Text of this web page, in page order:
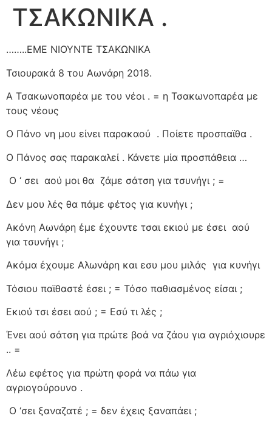
ΤΣΑΚΩΝΙΚΑ .
……..ΕΜΕ ΝΙΟΥΝΤΕ ΤΣΑΚΩΝΙΚΑ
Τσιουρακά 8 του Αωνάρη 2018.
Α Τσακωνοπαρέα με του νέοι . = η Τσακωνοπαρέα με
τους νέους
Ο Πάνο νη μου είνει παρακαού . Ποίετε προσπαϊθα .
Ο Πάνος σας παρακαλεί . Κάνετε μία προσπάθεια …
Ο ‘ σει αού μοι θα ζάμε σάτση για τσυνήγι ; =
Δεν μου λές θα πάμε φέτος για κυνήγι ;
Ακόνη Αωνάρη έμε έχουντε τσαι εκιού με έσει αού
για τσυνήγι ;
Ακόμα έχουμε Αλωνάρη και εσυ μου μιλάς για κυνήγι
Τόσιου παϊθαστέ έσει ; = Τόσο παθιασμένος είσαι ;
Εκιού τσι έσει αού ; = Εσύ τι λές ;
Ένει αού σάτση για πρώτε βοά να ζάου για αγριόχιουρε
.. =
Λέω εφέτος για πρώτη φορά να πάω για
αγριογούρουνο .
Ο ‘σει ξαναζατέ ; = δεν έχεις ξαναπάει ;